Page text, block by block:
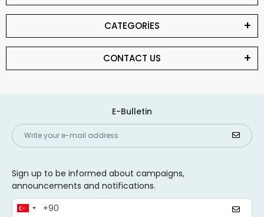
CATEGORİES
CONTACT US
E-Bulletin
Sign up to be informed about campaigns,
announcements and notifications.